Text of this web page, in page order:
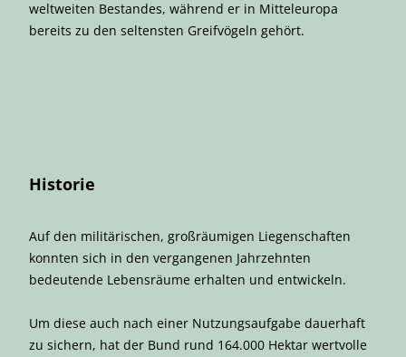
weltweiten Bestandes, während er in Mitteleuropa
bereits zu den seltensten Greifvögeln gehört.
Historie
Auf den militärischen, großräumigen Liegenschaften
konnten sich in den vergangenen Jahrzehnten
bedeutende Lebensräume erhalten und entwickeln.
Um diese auch nach einer Nutzungsaufgabe dauerhaft
zu sichern, hat der Bund rund 164.000 Hektar wertvolle